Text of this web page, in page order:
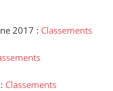
2017 : Classements
Classements